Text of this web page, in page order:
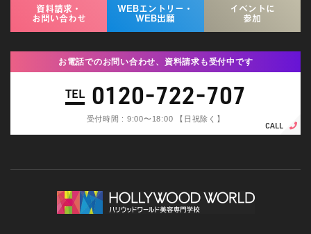
資料請求・
お問い合わせ
WEBエントリー・
WEB出願
イベントに
参加
お電話でのお問い合わせ、資料請求も受付中です
TEL 0120-722-707
受付時間 : 9:00〜18:00 【日祝除く】
CALL